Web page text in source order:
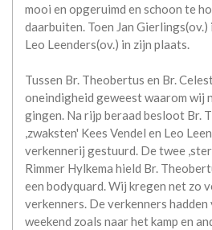
mooi en opgeruimd en schoon te
daarbuiten. Toen Jan
Leo Leenders(ov.) in zijn plaats.
Tussen Br. Theobertus en Br.
oneindigheid geweest waarom wij
gingen. Na rijp beraad besloot Br.
,zwaksten' Kees Vendel en Leo
verkennerij gestuurd. De twee
Rimmer Hylkema hield Br.
een bodyquard. Wij kregen net zo
verkenners. De verkenners
weekend zoals naar het kamp en